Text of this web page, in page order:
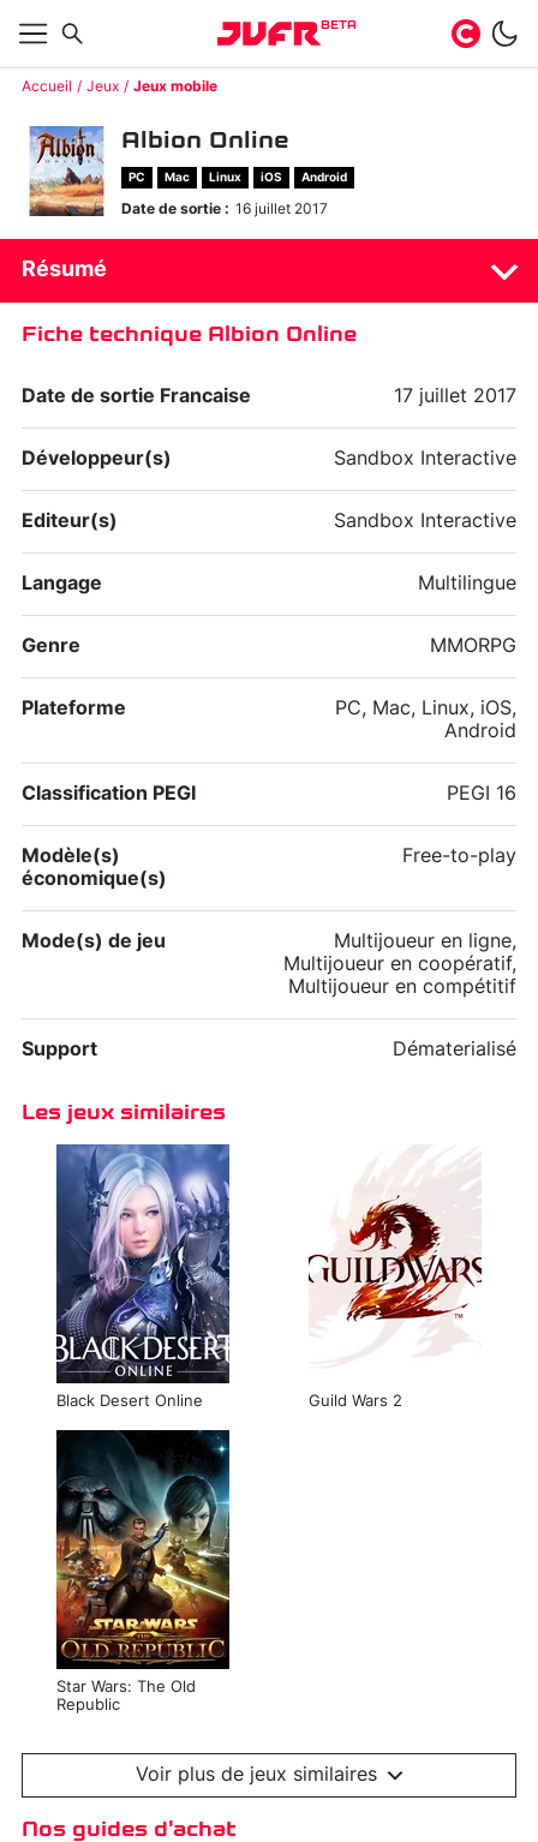
BETA
Accueil Jeux Jeux mobile
Albion Online
PC Mac Linux iOS Android
Date de sortie : 16 juillet 2017
Résumé
Fiche technique Albion Online
Date de sortie Francaise 17 juillet 2017
Développeur(s) Sandbox Interactive
Editeur(s) Sandbox Interactive
Langage Multilingue
Genre MMORPG
Plateforme
PC, Mac, Linux, iOS,
Android
Classification PEGI PEGI 16
Modèle(s)
économique(s)
Free-to-play
Mode(s) de jeu
Multijoueur en ligne,
Multijoueur en coopératif,
Multijoueur en compétitif
Support Dématerialisé
Les jeux similaires
Black Desert Online Guild Wars 2
Star Wars: The Old
Republic
Voir plus de jeux similaires
Nos guides d'achat